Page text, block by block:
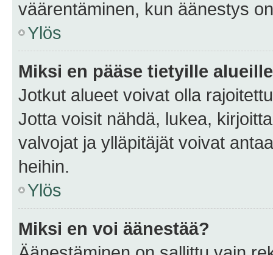
väärentäminen, kun äänestys
Ylös
Miksi en pääse tietyille
Jotkut alueet voivat olla
Jotta voisit nähdä, lukea,
valvojat ja ylläpitäjät voivat
heihin.
Ylös
Miksi en voi äänestää?